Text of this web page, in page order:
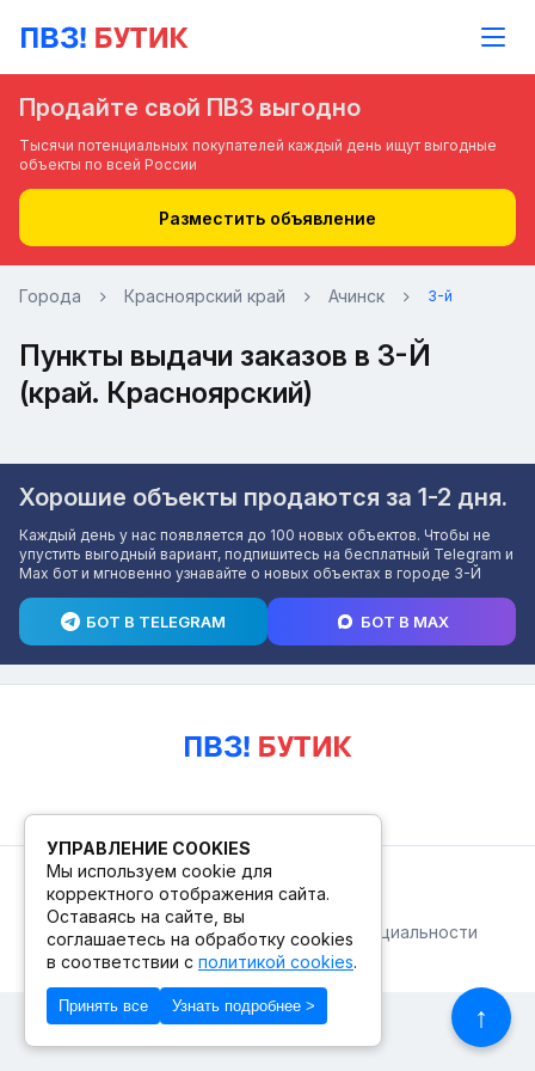
Продайте свой ПВЗ выгодно
Тысячи потенциальных покупателей каждый день ищут выгодные
объекты по всей России
Разместить объявление
Города Красноярский край Ачинск 3-й
Пункты выдачи заказов в 3-Й
(край. Красноярский)
Хорошие объекты продаются за 1-2 дня.
Каждый день у нас появляется до 100 новых объектов. Чтобы не
упустить выгодный вариант, подпишитесь на бесплатный Telegram и
Max бот и мгновенно узнавайте о новых объектах в городе 3-Й
БОТ В TELEGRAM БОТ В MAX
↑
© 2026. ПВЗ! БУТИК.
Публичная офертаПолитика конфиденциальности
© Сделано в Фидживеб
УПРАВЛЕНИЕ COOKIES
Мы используем cookie для
корректного отображения сайта.
Оставаясь на сайте, вы
соглашаетесь на обработку cookies
в соответствии с политикой cookies.
Принять все Узнать подробнее >